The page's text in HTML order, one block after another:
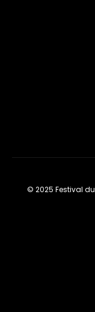
© 2025 Festival